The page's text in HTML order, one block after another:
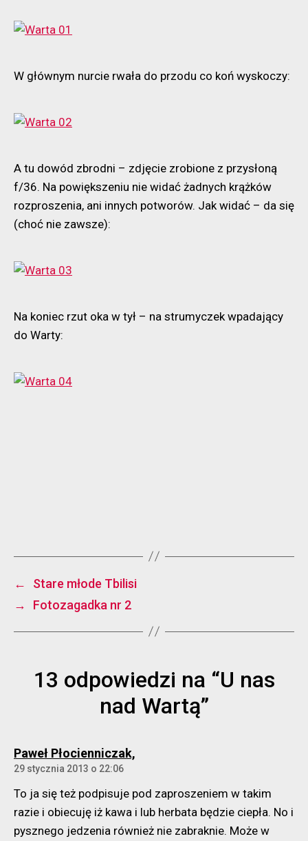
W głównym nurcie rwała do przodu co koń wyskoczy:
A tu dowód zbrodni – zdjęcie zrobione z przysłoną
f/36. Na powiększeniu nie widać żadnych krążków
rozproszenia, ani innych potworów. Jak widać – da się
(choć nie zawsze):
Na koniec rzut oka w tył – na strumyczek wpadający
do Warty:
←
Stare młode Tbilisi
→
Fotozagadka nr 2
13 odpowiedzi na “U nas
nad Wartą”
Paweł Płocienniczak,
29 stycznia 2013 o 22:06
To ja się też podpisuje pod zaproszeniem w takim
razie i obiecuję iż kawa i lub herbata będzie ciepła. No i
pysznego jedzenia również nie zabraknie. Może w